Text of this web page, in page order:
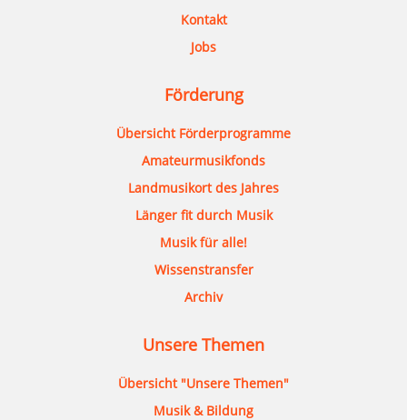
Kontakt
Jobs
Förderung
Übersicht Förderprogramme
Amateurmusikfonds
Landmusikort des Jahres
Länger fit durch Musik
Musik für alle!
Wissenstransfer
Archiv
Unsere Themen
Übersicht "Unsere Themen"
Musik & Bildung